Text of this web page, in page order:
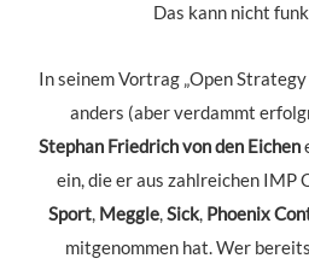
Das kann nicht
In seinem Vortrag „Open
anders (aber verdammt
Stephan Friedrich von den Eichen
ein, die er aus zahlreichen IMP
Sport, Meggle,Sick, Phoenix
mitgenommen hat. Wer